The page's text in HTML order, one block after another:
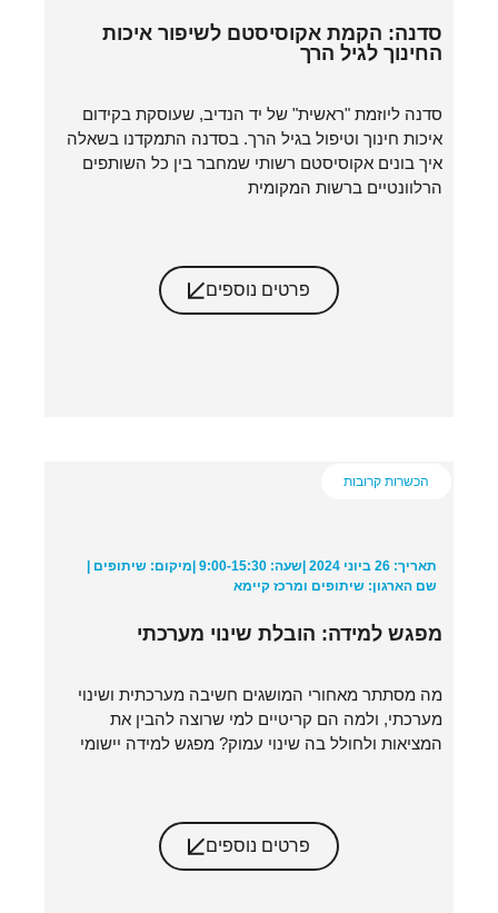
סדנה: הקמת אקוסיסטם לשיפור איכות
החינוך לגיל הרך
סדנה ליוזמת "ראשית" של יד הנדיב, שעוסקת בקידום
איכות חינוך וטיפול בגיל הרך. בסדנה התמקדנו בשאלה
איך בונים אקוסיסטם רשותי שמחבר בין כל השותפים
הרלוונטיים ברשות המקומית
פרטים נוספים
הכשרות קרובות
תאריך: 26 ביוני 2024 | שעה: 9:00-15:30 |
מיקום: שיתופים |
שם הארגון: שיתופים ומרכז קיימא
מפגש למידה: הובלת שינוי מערכתי
מה מסתתר מאחורי המושגים חשיבה מערכתית ושינוי
מערכתי, ולמה הם קריטיים למי שרוצה להבין את
המציאות ולחולל בה שינוי עמוק? מפגש למידה יישומי
פרטים נוספים